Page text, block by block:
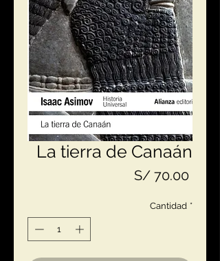
La tierra de Canaán
S/ 70.00Precio
Cantidad *